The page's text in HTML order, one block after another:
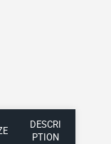
DESCRI
PTION